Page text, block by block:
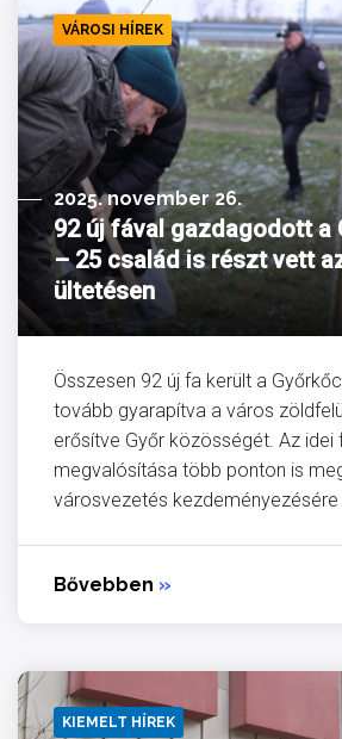
VÁROSI HÍREK
2025. november 26.
92 új fával gazdagodott a
– 25 család is részt vett
ültetésen
Összesen 92 új fa került a
tovább gyarapítva a város
erősítve Győr közösségét. Az idei
megvalósítása több ponton is
városvezetés kezdeményezésére
Bővebben »
KIEMELT HÍREK